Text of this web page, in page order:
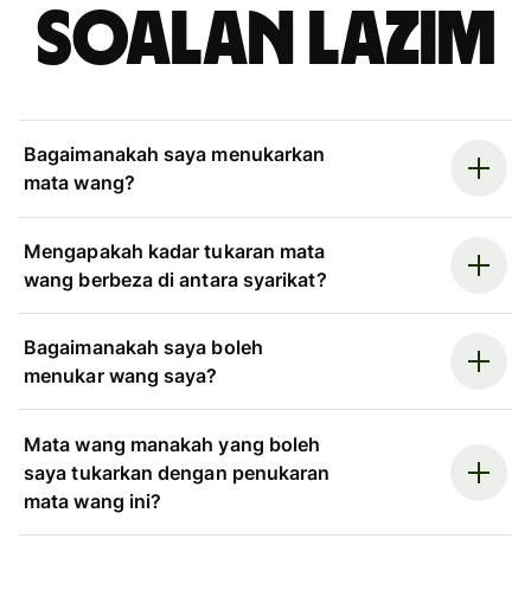
Soalan Lazim
Bagaimanakah saya menukarkan
mata wang?
Mengapakah kadar tukaran mata
wang berbeza di antara syarikat?
Bagaimanakah saya boleh
menukar wang saya?
Mata wang manakah yang boleh
saya tukarkan dengan penukaran
mata wang ini?